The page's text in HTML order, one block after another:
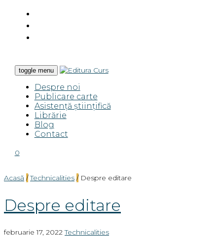
toggle menu
Despre noi
Publicare carte
Asistență științifică
Librărie
Blog
Contact
0
Acasă / Technicalities / Despre editare
Despre editare
februarie 17, 2022 Technicalities